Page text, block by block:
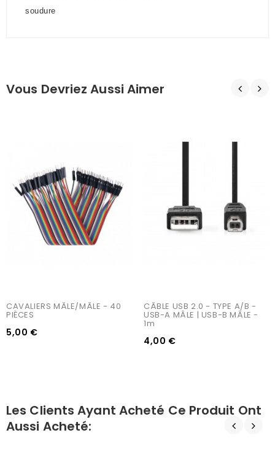
soudure
Vous Devriez Aussi Aimer
CAVALIERS MÂLE/MÂLE - 40
PIÈCES
5,00 €
CÂBLE USB 2.0 - TYPE A/B -
USB-A MÂLE | USB-B MÂLE -
1m
4,00 €
Les Clients Ayant Acheté Ce Produit Ont
Aussi Acheté: